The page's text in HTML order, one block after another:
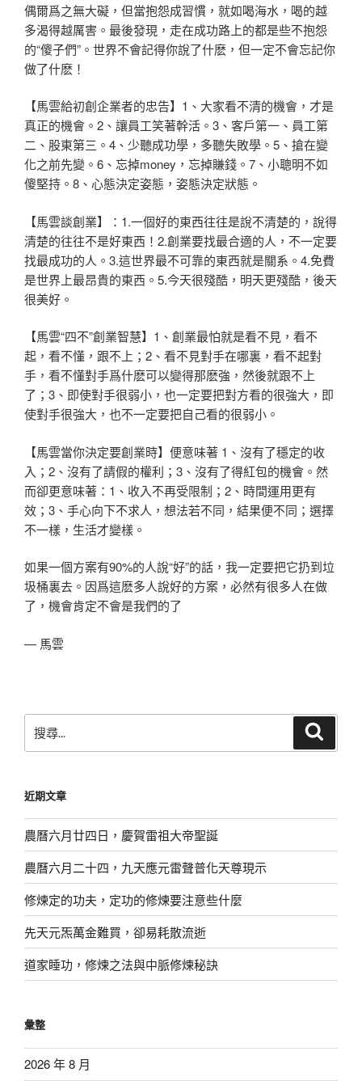
偶爾爲之無大礙，但當抱怨成習慣，就如喝海水，喝的越
多渴得越厲害。最後發現 ，走在成功路上的都是些不抱怨
的“傻子們”。世界不會記得你說了什麽，但一定不會忘記你
做了什麽！
【馬雲給初創企業者的忠告】1、大家看不清的機會，才是
真正的機會。2、讓員工笑著幹活。3、客戶第一、員工第
二、股東第三。4 、少聽成功學，多聽失敗學。5、搶在變
化之前先變。6、忘掉money，忘掉賺錢。7、小聰明不如
傻堅持。8、心態決定姿態，姿態決定狀態。
【馬雲談創業】：1.一個好的東西往往是說不清楚的，說得
清楚的往往不是好東西！2.創業要找最合適的人，不一定要
找最成功的人 。3.這世界最不可靠的東西就是關系。4.免費
是世界上最昂貴的東西。5.今天很殘酷，明天更殘酷，後天
很美好。
【馬雲“四不”創業智慧】1、創業最怕就是看不見，看不
起，看不懂，跟不上；2、看不見對手在哪裏，看不起對
手，看不懂對手爲什麽可以變得那麽強，然後就跟不上
了；3、即使對手很弱小，也一定要把對方看的很強大，即
使對手很強大，也不一定要把自己看的很弱小。
【馬雲當你決定要創業時】便意味著 1、沒有了穩定的收
入；2、沒有了請假的權利；3、沒有了得紅包的機會。然
而卻更意味著：1、收入不再受限制；2、時間運用更有
效；3、手心向下不求人，想法若不同，結果便不同；選擇
不一樣， 生活才變樣。
如果一個方案有90%的人說“好”的話，我一定要把它扔到垃
圾桶裏去。因爲這麽多人說好的方案，必然有很多人在做
了，機會肯定不會是我們的了
— 馬雲
尋
字:
近期文章
農曆六月廿四日，慶賀雷祖大帝聖誕
農曆六月二十四，九天應元雷聲普化天尊現示
修煉定的功夫，定功的修煉要注意些什麼
先天元炁萬金難買，卻易耗散流逝
道家睡功，修煉之法與中脈修煉秘訣
彙整
2026 年 8 月